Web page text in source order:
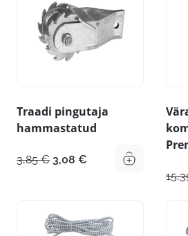
Traadi pingutaja
hammastatud
3,85€ Algne
3,08 € Praegune